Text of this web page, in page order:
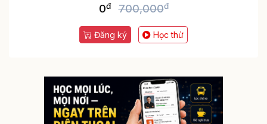
0đ 700,000đ
Đăng ký Học thử